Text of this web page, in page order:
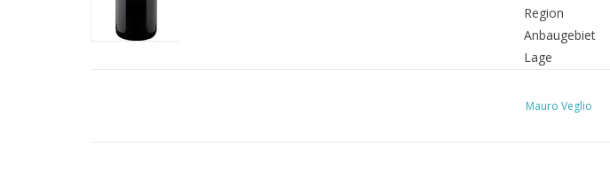
Region
Anbaugebiet
Lage
Vinfikation
Mauro Veglio